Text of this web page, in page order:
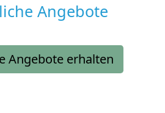
Angebote
Angebote erhalten